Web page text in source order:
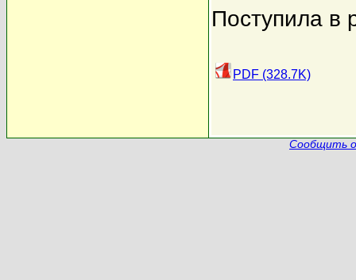
Поступила в
PDF (328.7K)
Сообщить о